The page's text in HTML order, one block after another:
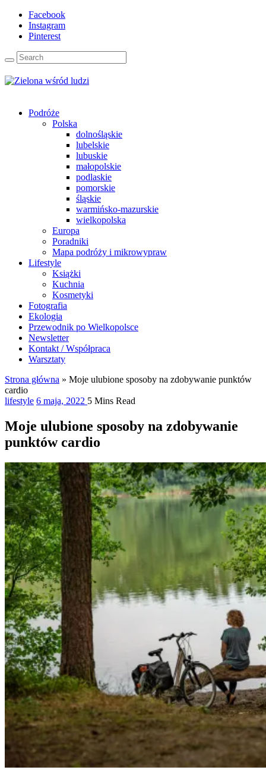
Facebook
Instagram
Pinterest
Podróże
Polska
dolnośląskie
lubelskie
lubuskie
małopolskie
podlaskie
pomorskie
śląskie
warmińsko-mazurskie
wielkopolska
Europa
Poradniki
Mapa podróży i mikrowypraw
Lifestyle
Książki
Kuchnia
Kosmetyki
Fotografia
Ekologia
Przewodnik po Wielkopolsce
Newsletter
Kontakt / Współpraca
Warsztaty
Strona główna » Moje ulubione sposoby na zdobywanie punktów
cardio
lifestyle 6 maja, 2022 5 Mins Read
Moje ulubione sposoby na zdobywanie
punktów cardio